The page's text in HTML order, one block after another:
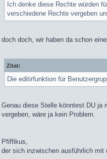
Ich denke diese Rechte würden
verschiedene Rechte vergeben
doch doch, wir haben da schon
Zitat:
Die editirfunktion für
Genau diese Stelle könntest DU ja
vergeben, wäre ja kein Problem.
Pfiffikus,
der sich inzwischen ausführlich